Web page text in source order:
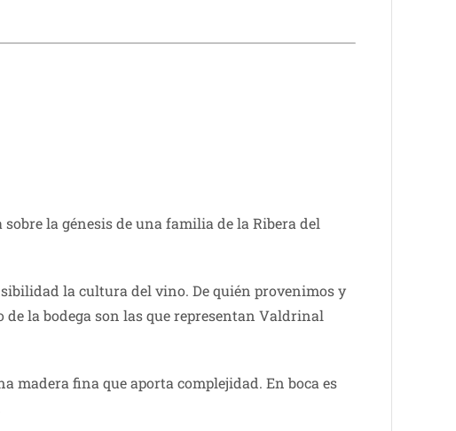
la génesis de una familia de la Ribera del
la cultura del vino. De quién provenimos y
de la bodega son las que representan Valdrinal
madera fina que aporta complejidad. En boca es